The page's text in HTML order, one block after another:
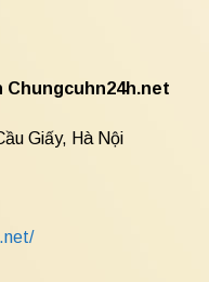
Chungcuhn24h.net
Giấy, Hà Nội